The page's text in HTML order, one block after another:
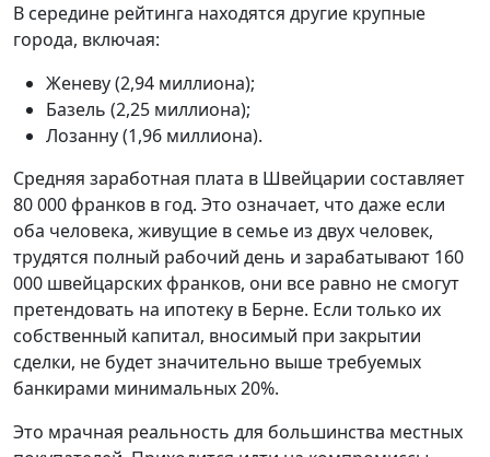
В середине рейтинга находятся другие крупные
города, включая:
Женеву (2,94 миллиона);
Базель (2,25 миллиона);
Лозанну (1,96 миллиона).
Средняя заработная плата в Швейцарии составляет
80 000 франков в год. Это означает, что даже если
оба человека, живущие в семье из двух человек,
трудятся полный рабочий день и зарабатывают 160
000 швейцарских франков, они все равно не смогут
претендовать на ипотеку в Берне. Если только их
собственный капитал, вносимый при закрытии
сделки, не будет значительно выше требуемых
банкирами минимальных 20%.
Это мрачная реальность для большинства местных